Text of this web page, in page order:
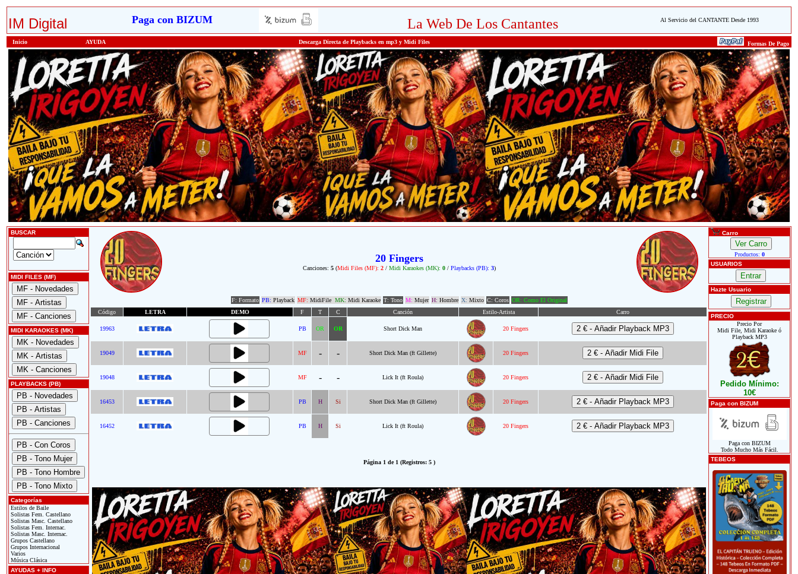
IM Digital Paga con BIZUM La Web De Los Cantantes Al Servicio del CANTANTE Desde 1993
Inicio AYUDA Descarga Directa de Playbacks en mp3 y Midi Files Formas De Pago
BUSCAR
MIDI FILES (MF)
MIDI KARAOKES (MK)
PLAYBACKS (PB)
Categorías
Estilos de Baile
Solistas Fem. Castellano
Solistas Masc. Castellano
Solistas Fem. Internac.
Solistas Masc. Internac.
Grupos Castellano
Grupos Internacional
Varios
Música Clásica
AYUDAS + INFO
20 Fingers
Canciones: 5(Midi Files (MF): 2/Midi Karaokes (MK): 0/ Playbacks (PB): 3)
F: Formato PB: Playback MF: MidiFile MK: Midi Karaoke T: Tono M: Mujer H: Hombre X: Mixto C: Coros OR: Como El Original
Código
LETRA DEMO F T C Canción Estilo-Artista Carro
19963 PB OR OR Short Dick Man 20 Fingers
19049 MF - - Short Dick Man (ft Gillette) 20 Fingers
19048 MF - - Lick It (ft Roula) 20 Fingers
16453 PB H Si Short Dick Man (ft Gillette) 20 Fingers
16452 PB H Si Lick It (ft Roula) 20 Fingers
Página 1 de 1 (Registros: 5 )
Carro
Productos: 0
USUARIOS
Hazte Usuario
PRECIO
Precio Por
Midi File, Midi Karaoke ó
Playback MP3
Pedido Mínimo:
10€
Paga con BIZUM
Paga con BIZUM
Todo Mucho Más Fácil.
TEBEOS